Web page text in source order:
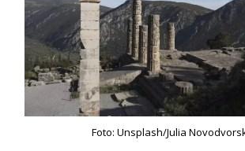
Foto: Unsplash/Julia